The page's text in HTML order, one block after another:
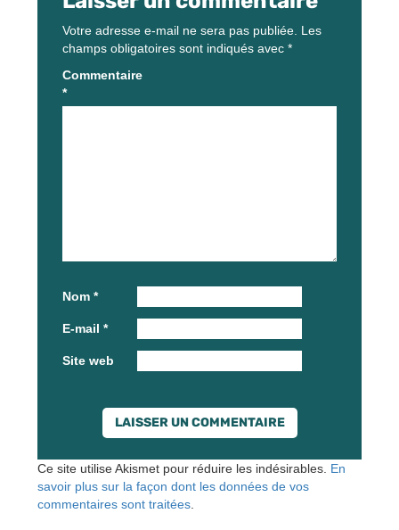
Votre adresse e-mail ne sera pas publiée. Les
champs obligatoires sont indiqués avec *
Commentaire
*
Nom *
E-mail *
Site web
Ce site utilise Akismet pour réduire les indésirables. En
savoir plus sur la façon dont les données de vos
commentaires sont traitées